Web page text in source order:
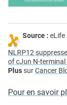
Source : eLife
NLRP12
of cJun N-
PlussurCancer
Pour en savoir